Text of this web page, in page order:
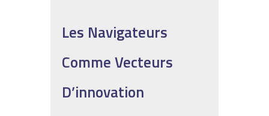
Les Navigateurs
Comme Vecteurs
D’innovation